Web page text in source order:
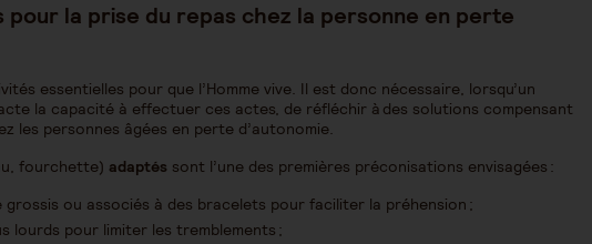
pour la prise du repas chez la personne en perte
essentielles pour que l’Homme vive. Il est donc nécessaire, lorsqu’un
la capacité à effectuer ces actes, de réfléchir à des solutions compensant
les personnes âgées en perte d’autonomie.
fourchette) adaptés sont l’une des premières préconisations envisagées :
grossis ou associés à des bracelets pour faciliter la préhension ;
lourds pour limiter les tremblements ;